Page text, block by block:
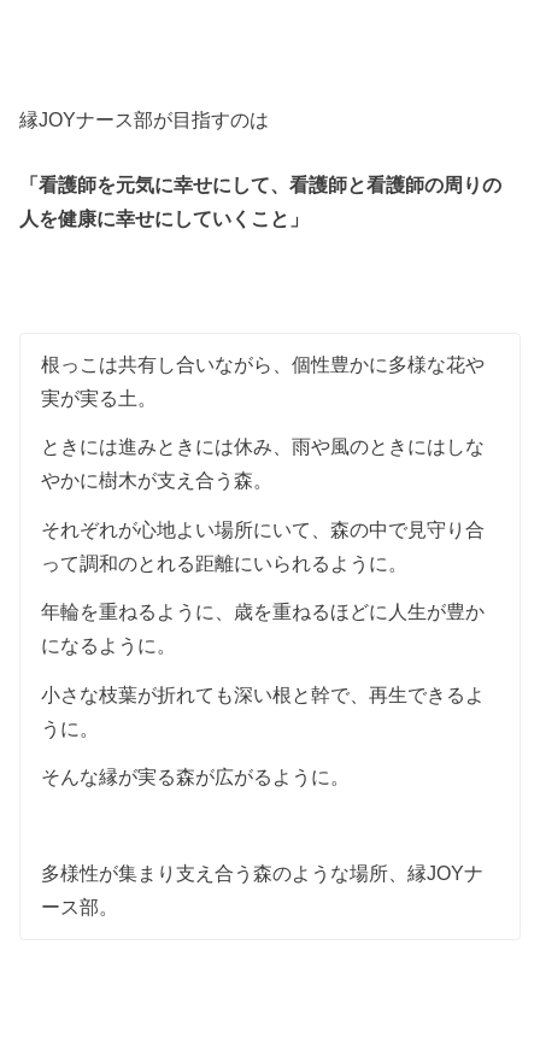
縁JOYナース部が目指すのは
「看護師を元気に幸せにして、看護師と看護師の周りの
人を健康に幸せにしていくこと」
根っこは共有し合いながら、個性豊かに多様な花や
実が実る土。
ときには進みときには休み、雨や風のときにはしな
やかに樹木が支え合う森。
それぞれが心地よい場所にいて、森の中で見守り合
って調和のとれる距離にいられるように。
年輪を重ねるように、歳を重ねるほどに人生が豊か
になるように。
小さな枝葉が折れても深い根と幹で、再生できるよ
うに。
そんな縁が実る森が広がるように。
多様性が集まり支え合う森のような場所、縁JOYナ
ース部。